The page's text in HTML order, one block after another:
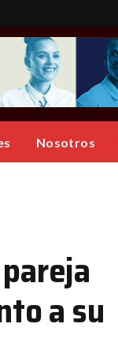
Nosotros
a su